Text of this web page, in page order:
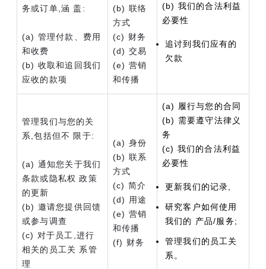
务或订单,涵 盖:
(a) 管理付款、费用
和收费
(b) 收取和追回我们
应收的款项
(b) 联络
方式
(c) 财务
(d) 交易
(e) 营销
和传播
(b) 我们的合法利益
必要性
追讨到我们应有的
欠款
管理我们与您的关
系,包括但不 限于:
(a) 通知您关于我们
条款或隐私权 政策
的更新
(b) 邀请您提供回馈
或参与调查
(c) 对于员工,进行
相关的员工关 系管
理
(a) 身份
(b) 联系
方式
(c) 简介
(d) 用途
(e) 营销
和传播
(f) 财务
(a) 履行与您的合同
(b) 需要遵守法律义
务
(c) 我们的合法利益
必要性
更新我们的记录,
研究客户如何使用
我们的 产品/服务;
管理我们的员工关
系。